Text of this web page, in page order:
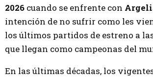
2026 cuando se enfrente con
intención de no sufrir como les
los últimos partidos de estreno a
que llegan como campeonas del
En las últimas décadas, los